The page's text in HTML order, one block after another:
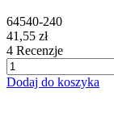
64540-240
41,55 zł
4 Recenzje
Dodaj do koszyka